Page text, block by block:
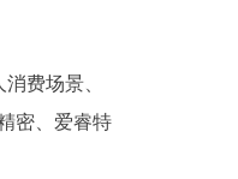
费场景、
密、爱睿特